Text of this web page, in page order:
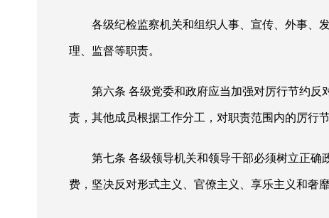
各级纪检监察机关和组织人事、宣传、外事、
理、监督等职责。
第六条 各级党委和政府应当加强对厉行节约反
责，其他成员根据工作分工，对职责范围内的厉行
第七条 各级领导机关和领导干部必须树立正确
费，坚决反对形式主义、官僚主义、享乐主义和奢靡